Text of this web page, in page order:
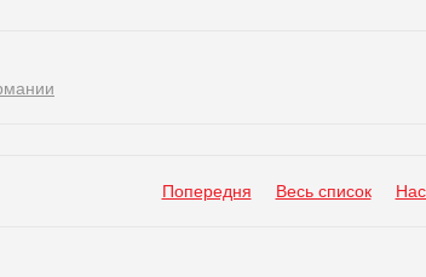
Попередня Весь список